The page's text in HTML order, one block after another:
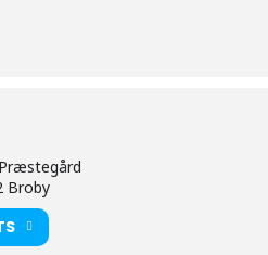
Broby